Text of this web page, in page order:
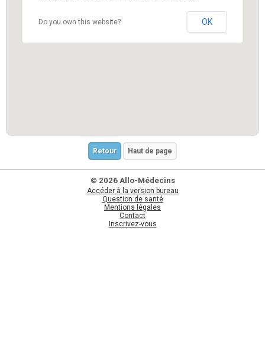
Do you own this website? OK
Retour Haut de page
© 2026 Allo-Médecins
Accéder à la version bureau
Question de santé
Mentions légales
Contact
Inscrivez-vous